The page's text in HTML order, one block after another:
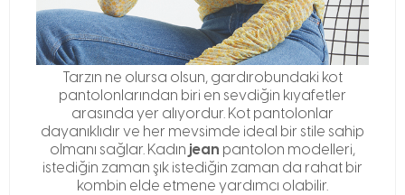
Tarzın ne olursa olsun, gardırobundaki kot
pantolonlarından biri en sevdiğin kıyafetler
arasında yer alıyordur. Kot pantolonlar
dayanıklıdır ve her mevsimde ideal bir stile sahip
olmanı sağlar. Kadın jean pantolon modelleri,
istediğin zaman şık istediğin zaman da rahat bir
kombin elde etmene yardımcı olabilir.